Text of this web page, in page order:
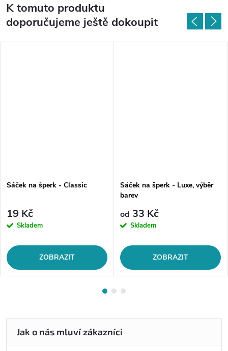
K tomuto produktu
doporučujeme ještě dokoupit
Sáček na šperk - Classic
19 Kč
Skladem
ZOBRAZIT
Sáček na šperk - Luxe, výběr
barev
od 33 Kč
Skladem
ZOBRAZIT